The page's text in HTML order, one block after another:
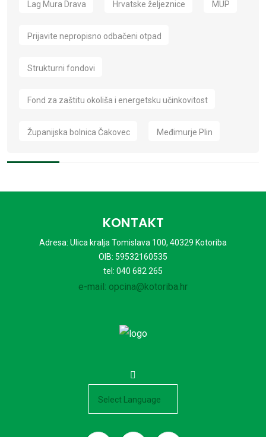
Lag Mura Drava Hrvatske željeznice MUP
Prijavite nepropisno odbačeni otpad
Strukturni fondovi
Fond za zaštitu okoliša i energetsku učinkovitost
Županijska bolnica Čakovec Međimurje Plin
KONTAKT
Adresa: Ulica kralja Tomislava 100, 40329 Kotoriba
OIB: 59532160535
tel: 040 682 265
e-mail: opcina@kotoriba.hr